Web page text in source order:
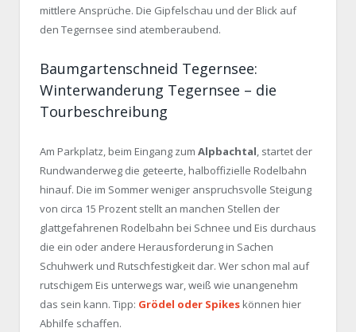
mittlere Ansprüche. Die Gipfelschau und der Blick auf
den Tegernsee sind atemberaubend.
Baumgartenschneid Tegernsee:
Winterwanderung Tegernsee – die
Tourbeschreibung
Am Parkplatz, beim Eingang zum Alpbachtal, startet der
Rundwanderweg die geteerte, halboffizielle Rodelbahn
hinauf. Die im Sommer weniger anspruchsvolle Steigung
von circa 15 Prozent stellt an manchen Stellen der
glattgefahrenen Rodelbahn bei Schnee und Eis durchaus
die ein oder andere Herausforderung in Sachen
Schuhwerk und Rutschfestigkeit dar. Wer schon mal auf
rutschigem Eis unterwegs war, weiß wie unangenehm
das sein kann. Tipp: Grödel oder Spikes können hier
Abhilfe schaffen.